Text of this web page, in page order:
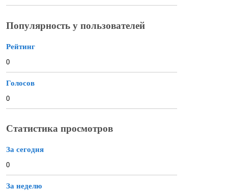
Популярность у пользователей
Рейтинг
0
Голосов
0
Статистика просмотров
За сегодня
0
За неделю